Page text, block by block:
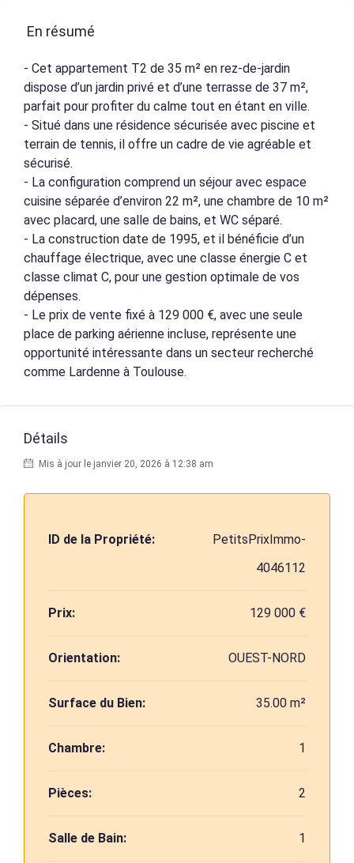
En résumé
- Cet appartement T2 de 35 m² en rez-de-jardin
dispose d’un jardin privé et d’une terrasse de 37 m²,
parfait pour profiter du calme tout en étant en ville.
- Situé dans une résidence sécurisée avec piscine et
terrain de tennis, il offre un cadre de vie agréable et
sécurisé.
- La configuration comprend un séjour avec espace
cuisine séparée d’environ 22 m², une chambre de 10 m²
avec placard, une salle de bains, et WC séparé.
- La construction date de 1995, et il bénéficie d’un
chauffage électrique, avec une classe énergie C et
classe climat C, pour une gestion optimale de vos
dépenses.
- Le prix de vente fixé à 129 000 €, avec une seule
place de parking aérienne incluse, représente une
opportunité intéressante dans un secteur recherché
comme Lardenne à Toulouse.
Détails
Mis à jour le janvier 20, 2026 à 12:38 am
ID de la Propriété:
PetitsPrixImmo-
4046112
Prix: 129 000 €
Orientation: OUEST-NORD
Surface du Bien: 35.00 m²
Chambre: 1
Pièces: 2
Salle de Bain: 1